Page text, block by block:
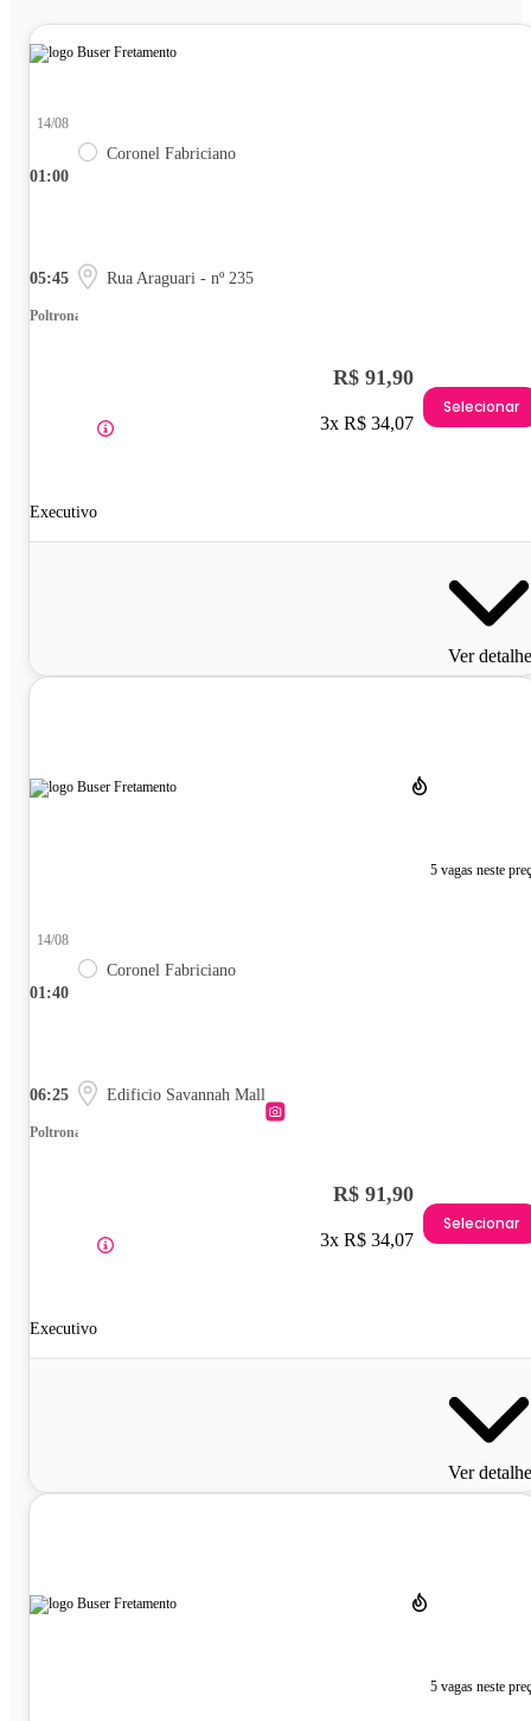
01:00
14/08
Coronel Fabriciano
05:45 Rua Araguari - nº 235
Poltrona
Executivo
R$ 91,90
3x R$ 34,07
Selecionar
Ver
5 vagas neste
01:40
14/08
Coronel Fabriciano
06:25 Edificio Savannah Mall
Poltrona
Executivo
R$ 91,90
3x R$ 34,07
Selecionar
Ver
5 vagas neste